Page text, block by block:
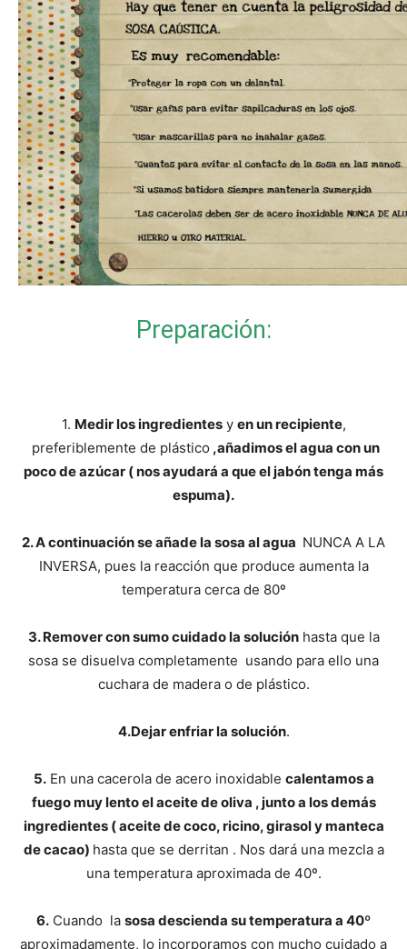
Preparación:
1. Medir los ingredientesy en un recipiente,
preferiblemente de plástico ,añadimos el agua con un
poco de azúcar ( nos ayudará a que el jabón tenga más
espuma).
2. A continuación se añade la sosa al agua NUNCA A LA
INVERSA, pues la reacción que produce aumenta la
temperatura cerca de 80º
3. Remover con sumo cuidado la soluciónhasta que la
sosa se disuelva completamente usando para ello una
cuchara de madera o de plástico.
4.Dejar enfriar la solución.
5.En una cacerola de acero inoxidable calentamos a
fuego muy lento el aceite de oliva , junto a los demás
ingredientes ( aceite de coco, ricino, girasol y manteca
de cacao) hasta que se derritan . Nos dará una mezcla a
una temperatura aproximada de 40º.
6. Cuando la sosa descienda su temperatura a 40º
aproximadamente, lo incorporamos con mucho cuidado a